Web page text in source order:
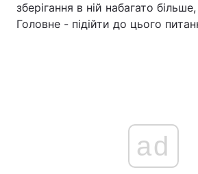
зберігання в ній набагато
Головне - підійти до цього
ad